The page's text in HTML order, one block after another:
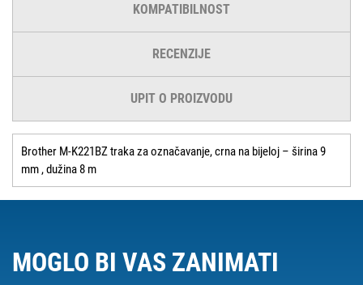
KOMPATIBILNOST
RECENZIJE
UPIT O PROIZVODU
Brother M-K221BZ traka za označavanje, crna na bijeloj – širina 9
mm , dužina 8 m
MOGLO BI VAS ZANIMATI